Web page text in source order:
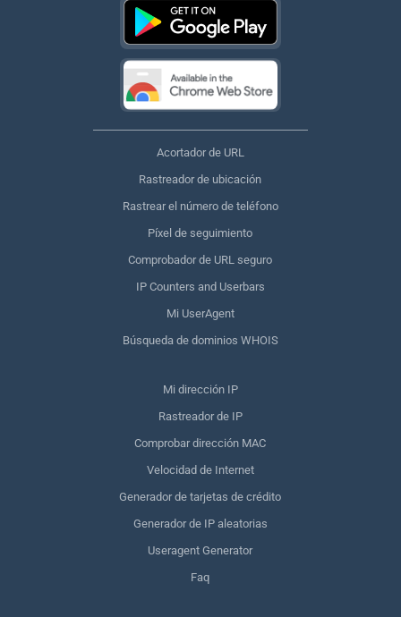
Acortador de URL
Rastreador de ubicación
Rastrear el número de teléfono
Píxel de seguimiento
Comprobador de URL seguro
IP Counters and Userbars
Mi UserAgent
Búsqueda de dominios WHOIS
Mi dirección IP
Rastreador de IP
Comprobar dirección MAC
Velocidad de Internet
Generador de tarjetas de crédito
Generador de IP aleatorias
Useragent Generator
Faq